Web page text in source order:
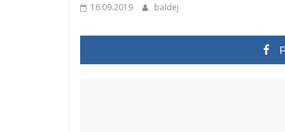
16.09.2019 baldej